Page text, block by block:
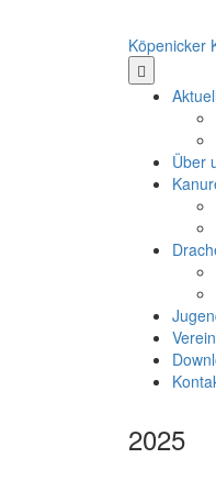
Köpenicker
Über
2025